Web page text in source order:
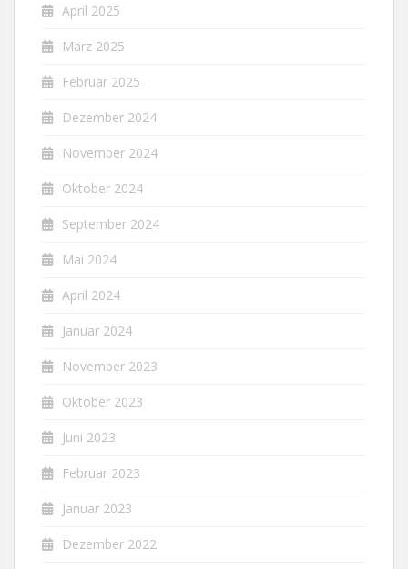
April 2025
März 2025
Februar 2025
Dezember 2024
November 2024
Oktober 2024
September 2024
Mai 2024
April 2024
Januar 2024
November 2023
Oktober 2023
Juni 2023
Februar 2023
Januar 2023
Dezember 2022